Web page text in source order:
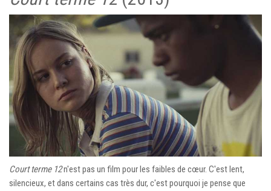
Court terme 12n'est pas un film pour les faibles de cœur. C'est lent,
silencieux, et dans certains cas très dur, c'est pourquoi je pense que